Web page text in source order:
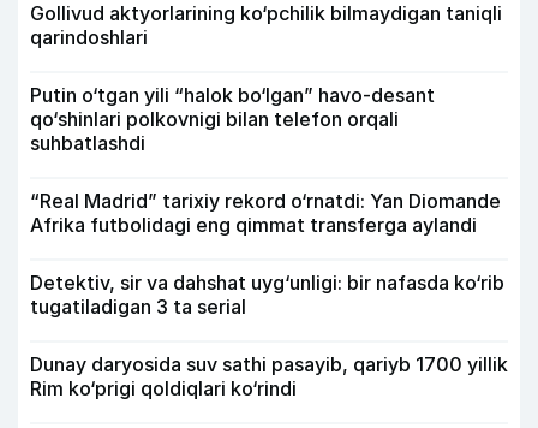
Gollivud aktyorlarining ko‘pchilik bilmaydigan taniqli
qarindoshlari
Putin o‘tgan yili “halok bo‘lgan” havo-desant
qo‘shinlari polkovnigi bilan telefon orqali
suhbatlashdi
“Real Madrid” tarixiy rekord o‘rnatdi: Yan Diomande
Afrika futbolidagi eng qimmat transferga aylandi
Detektiv, sir va dahshat uyg‘unligi: bir nafasda ko‘rib
tugatiladigan 3 ta serial
Dunay daryosida suv sathi pasayib, qariyb 1700 yillik
Rim ko‘prigi qoldiqlari ko‘rindi